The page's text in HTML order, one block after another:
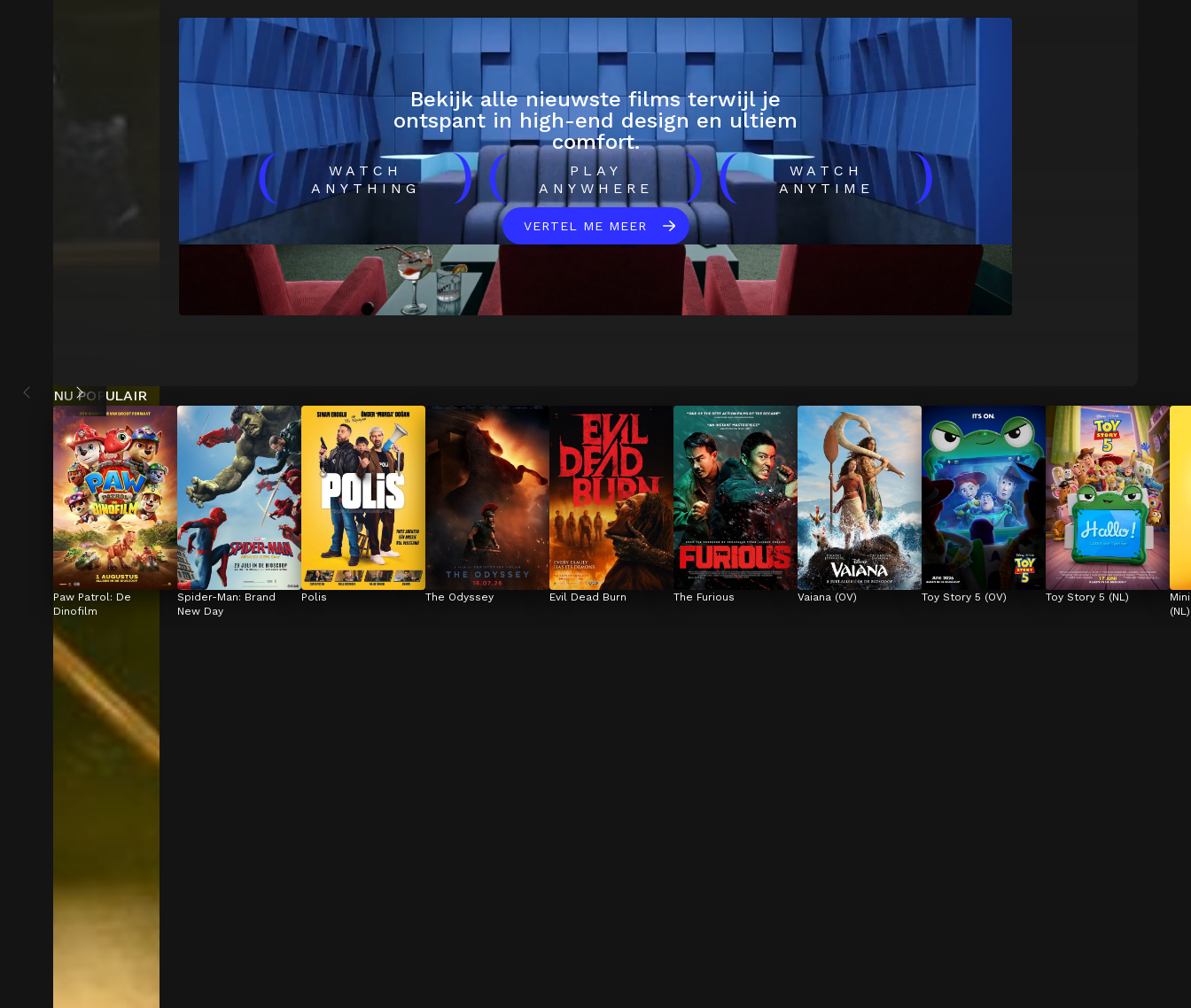
Bekijk alle nieuwste films terwijl je
ontspant in high-end design en ultiem
comfort.
(
WATCH
ANYTHING
)(
PLAY
ANYWHERE
)(
WATCH
ANYTIME
)
VERTEL ME MEER
NU POPULAIR
Paw Patrol: De
Dinofilm
Spider-Man: Brand
New Day
Polis The Odyssey Evil Dead Burn The Furious Vaiana (OV) Toy Story 5 (OV) Toy Story 5 (NL)
(NL)